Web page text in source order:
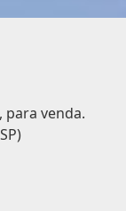
para venda.